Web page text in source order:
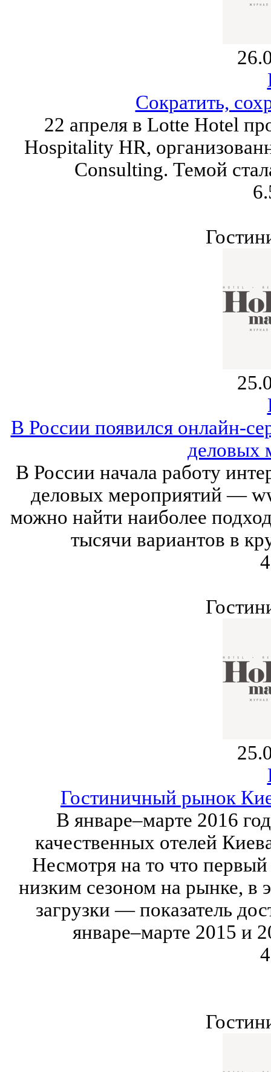
Сократить,
22 апреля в Lotte Hotel
Hospitality HR,
Consulting. Темой
В России появился онлайн-
деловых
В России начала работу
деловых мероприятий —
можно найти наиболее
тысячи вариантов в
Гостиничный рынок
В январе–марте 2016
качественных отелей
Несмотря на то что первый
низким сезоном на рынке, в
загрузки — показатель
январе–марте 2015 и